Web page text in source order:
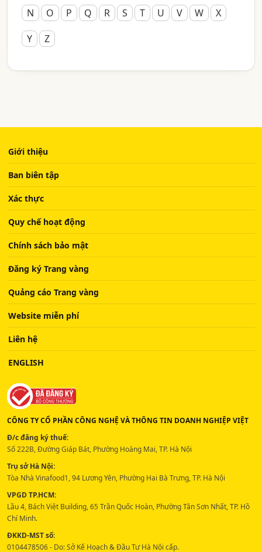
N
O P Q R S T U V W
X
Y
Z
Giới thiệu
Ban biên tập
Xác thực
Quy chế hoạt động
Chính sách bảo mật
Đăng ký Trang vàng
Quảng cáo Trang vàng
Website miễn phí
Liên hệ
ENGLISH
CÔNG TY CỔ PHẦN CÔNG NGHỆ VÀ THÔNG TIN DOANH NGHIỆP VIỆT
Đ/c đăng ký thuế:
Số 222B, Đường Giáp Bát, Phường Hoàng Mai, TP. Hà Nội
Trụ sở Hà Nội:
Tòa Nhà Vinafood1, 94 Lương Yên, Phường Hai Bà Trưng, TP. Hà Nội
VPGD TP.HCM:
Lầu 4, Bách Việt Building, 65 Trần Quốc Hoàn, Phường Tân Sơn Nhất, TP. Hồ
Chí Minh.
ĐKKD-MST số:
0104478506 - Do: Sở Kế Hoạch & Đầu Tư Hà Nội cấp.